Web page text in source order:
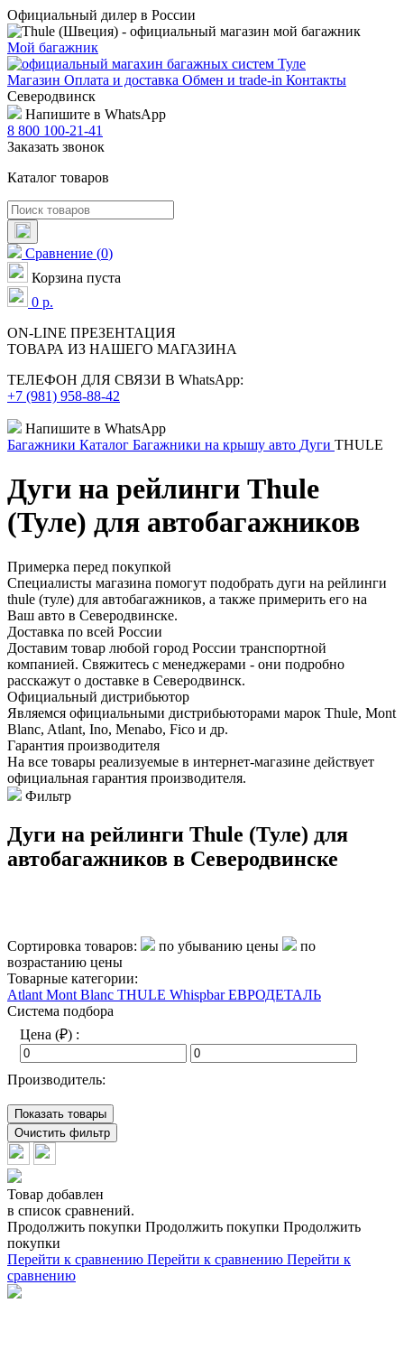
Официальный дилер в России
Мой багажник
Магазин Оплата и доставка Обмен и trade-in Контакты
Северодвинск
Напишите в WhatsApp
8 800 100-21-41
Заказать звонок
Каталог товаров
Сравнение (0)
Корзина пуста
0 р.
ON-LINE ПРЕЗЕНТАЦИЯ
ТОВАРА ИЗ НАШЕГО МАГАЗИНА
ТЕЛЕФОН ДЛЯ СВЯЗИ В WhatsApp:
+7 (981) 958-88-42
Напишите в WhatsApp
Багажники Каталог Багажники на крышу авто Дуги THULE
Дуги на рейлинги Thule
(Туле) для автобагажников
Примерка перед покупкой
Специалисты магазина помогут подобрать дуги на рейлинги
thule (туле) для автобагажников, а также примерить его на
Ваш авто в Северодвинске.
Доставка по всей России
Доставим товар любой город России транспортной
компанией. Свяжитесь с менеджерами - они подробно
расскажут о доставке в Северодвинск.
Официальный дистрибьютор
Являемся официальными дистрибьюторами марок Thule, Mont
Blanc, Atlant, Ino, Menabo, Fico и др.
Гарантия производителя
На все товары реализуемые в интернет-магазине действует
официальная гарантия производителя.
Фильтр
Дуги на рейлинги Thule (Туле) для
автобагажников в Северодвинске
Сортировка товаров: по убыванию цены
по
возрастанию цены
Товарные категории:
Atlant Mont Blanc THULE WhispbarЕВРОДЕТАЛЬ
Система подбора
Цена (₽) :
Производитель:
Показать товары
Очистить фильтр
Товар добавлен
в список сравнений.
Продолжить покупки Продолжить покупки Продолжить
покупки
Перейти к сравнению Перейти к сравнению Перейти к
сравнению